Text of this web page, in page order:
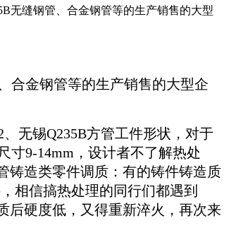
无缝钢管、合金钢管等的生产销售的大型
合金钢管等的生产销售的大型企
无锡Q235B方管工件形状，对于
寸9-14mm，设计者不了解热处
铸造类零件调质：有的铸件铸造质
相信搞热处理的同行们都遇到
后硬度低，又得重新淬火，再次来